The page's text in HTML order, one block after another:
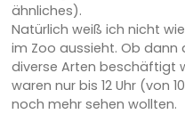
ähnliches).
Natürlich weiß ich nicht
im Zoo aussieht. Ob dann
diverse Arten beschäftigt
waren nur bis 12 Uhr (von
noch mehr sehen wollten.